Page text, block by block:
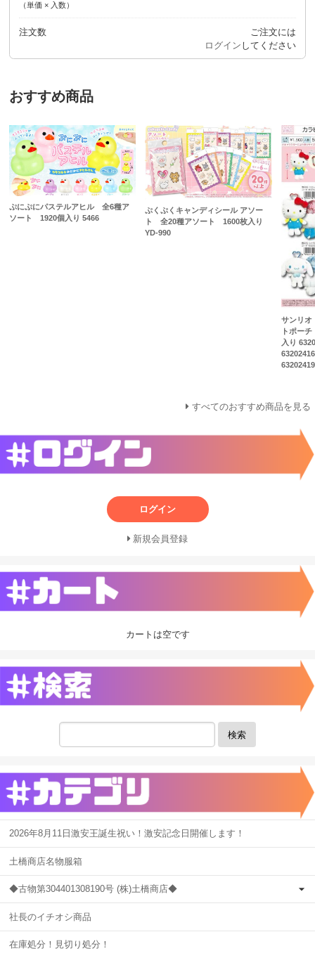
（単価 × 入数）
注文数
ご注文には
ログイン してください
おすすめ商品
ぷにぷにパステルアヒル 全6種ア
ソート 1920個入り 5466
ぷくぷくキャンディシール アソー
ト 全20種アソート 1600枚入り
YD-990
サンリ
トポー
入り
63202419
すべてのおすすめ商品を見る
ログイン
新規会員登録
カートは空です
検索
2026年8月11日激安王誕生祝い！激安記念日開催します！
土橋商店名物服箱
◆古物第304401308190号 (株)土橋商店◆
社長のイチオシ商品
在庫処分！見切り処分！